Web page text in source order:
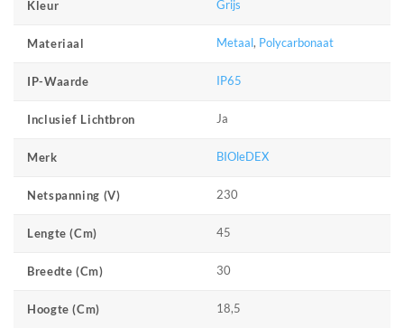
Kleur Grijs
Materiaal Metaal, Polycarbonaat
IP-Waarde IP65
Inclusief Lichtbron Ja
Merk BIOleDEX
Netspanning (V) 230
Lengte (cm) 45
Breedte (cm) 30
Hoogte (cm) 18,5